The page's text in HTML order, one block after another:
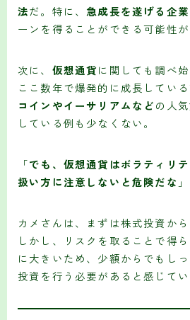
法だ。特に、 急成長を遂げる企
ーンを得ることができる可能性が
次に、 仮想通貨に関しても調べ
ここ数年で爆発的に成長している
コインやイーサリアムなどの人
している例も少なくない。
「でも、仮想通貨はボラティリテ
扱い方に注意しないと危険だな 」
カメさんは、まずは株式投資から
しかし、リスクを取ることで得
に大きいため、少額からでもし
投資を行う必要があると感じてい